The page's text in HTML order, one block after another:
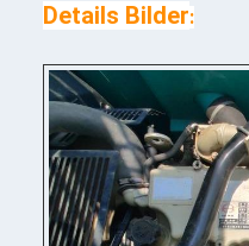
Details Bilder: